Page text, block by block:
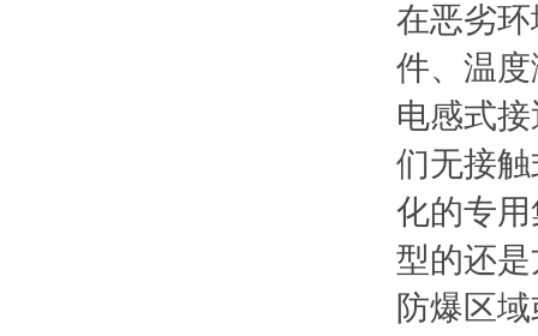
在恶劣
件、温
电感式
们无接
化的专
型的还
防爆区